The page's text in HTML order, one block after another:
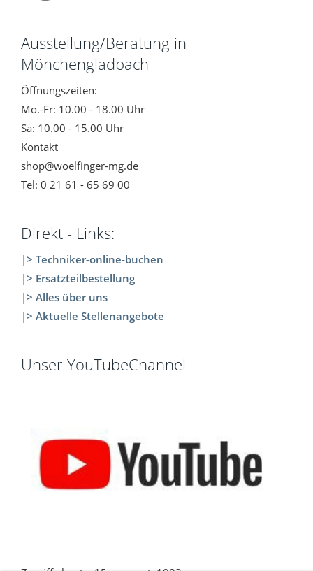
Ausstellung/Beratung in
Mönchengladbach
Öffnungszeiten:
Mo.-Fr: 10.00 - 18.00 Uhr
Sa: 10.00 - 15.00 Uhr
Kontakt
shop@woelfinger-mg.de
Tel: 0 21 61 - 65 69 00
Direkt - Links:
|> Techniker-online-buchen
|> Ersatzteilbestellung
|> Alles über uns
|> Aktuelle Stellenangebote
Unser YouTubeChannel